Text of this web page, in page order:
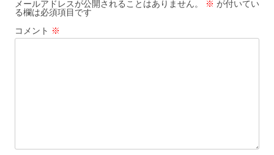
シ
ョ
メールアドレスが公開されることはありません。 ※ が付いてい
る欄は必須項目です
コメント ※